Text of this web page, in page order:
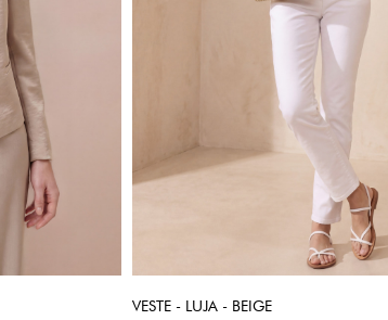
VESTE - LUJA - BEIGE